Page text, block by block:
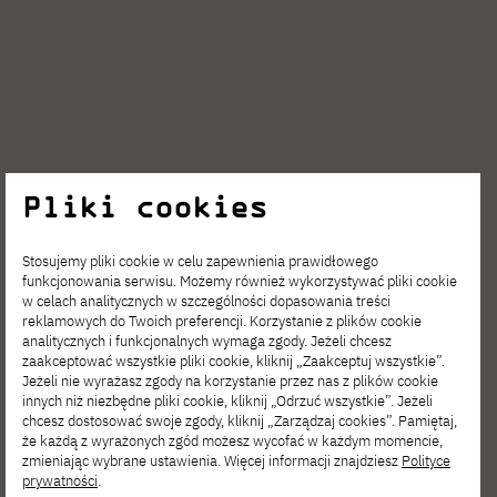
Film Spring Open – zgłoś się
na interdyscyplinarne warsztaty filmowe!
Pliki cookies
Stosujemy pliki cookie w celu zapewnienia prawidłowego
funkcjonowania serwisu. Możemy również wykorzystywać pliki cookie
w celach analitycznych w szczególności dopasowania treści
reklamowych do Twoich preferencji. Korzystanie z plików cookie
analitycznych i funkcjonalnych wymaga zgody. Jeżeli chcesz
zaakceptować wszystkie pliki cookie, kliknij „Zaakceptuj wszystkie”.
Jeżeli nie wyrażasz zgody na korzystanie przez nas z plików cookie
innych niż niezbędne pliki cookie, kliknij „Odrzuć wszystkie”. Jeżeli
chcesz dostosować swoje zgody, kliknij „Zarządzaj cookies”. Pamiętaj,
że każdą z wyrażonych zgód możesz wycofać w każdym momencie,
zmieniając wybrane ustawienia. Więcej informacji znajdziesz Polityce
prywatności.